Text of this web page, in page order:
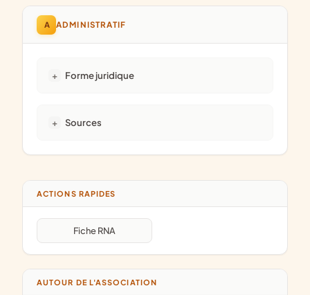
A ADMINISTRATIF
Forme juridique
Sources
ACTIONS RAPIDES
Fiche RNA
AUTOUR DE L'ASSOCIATION